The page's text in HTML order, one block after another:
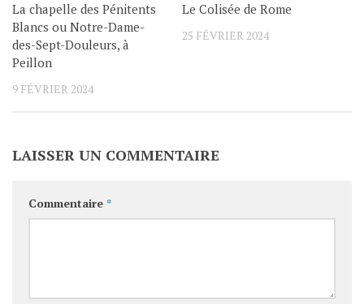
La chapelle des Pénitents
Blancs ou Notre-Dame-
des-Sept-Douleurs, à
Peillon
9 FÉVRIER 2024
Le Colisée de Rome
25 FÉVRIER 2024
LAISSER UN COMMENTAIRE
Commentaire *